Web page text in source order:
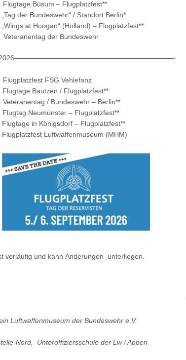
Büsum – Flugplatzfest**
„Tag der Bundeswehr“ / Standort Berlin*
at Hoogan“ (Holland) – Flugplatzfest**
der Bundeswehr
2026———————————————————————-
Flugplatzfest FSG Vehlefanz
Flugtage Bautzen / Flugplatzfest**
/ Bundeswehr – Berlin**
Neumünster – Flugplatzfest**
Flugtage in Königsdorf – Flugplatzfest**
Flugplatzfest Luftwaffenmuseum (MHM)
vorläufig und kann Änderungen unterliegen.
Luftwaffenmuseum der Bundeswehr e.V.
Nord, Unteroffiziersschule der Lw / Appen